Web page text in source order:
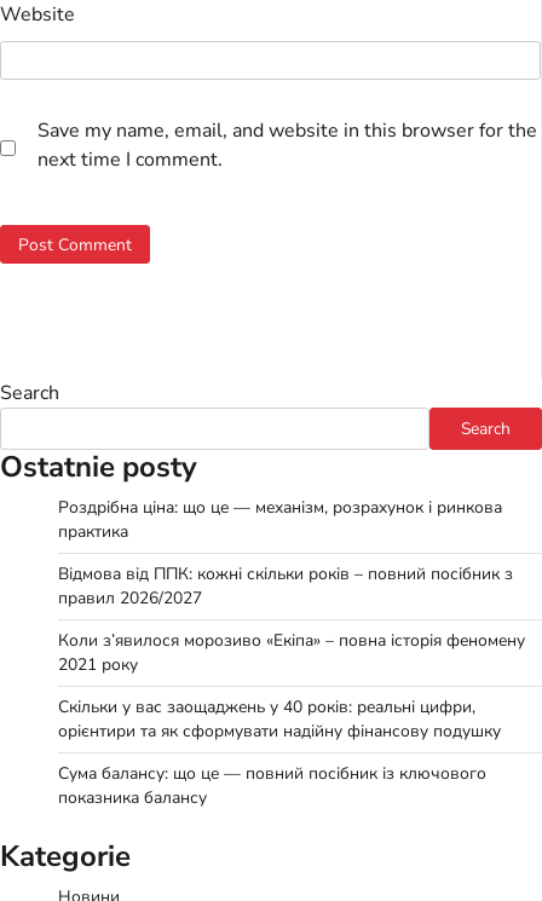
Website
Save my name, email, and website in this browser for the
next time I comment.
Search
Search
Ostatnie posty
Роздрібна ціна: що це — механізм, розрахунок і ринкова
практика
Відмова від ППК: кожні скільки років – повний посібник з
правил 2026/2027
Коли з’явилося морозиво «Екіпа» – повна історія феномену
2021 року
Скільки у вас заощаджень у 40 років: реальні цифри,
орієнтири та як сформувати надійну фінансову подушку
Сума балансу: що це — повний посібник із ключового
показника балансу
Kategorie